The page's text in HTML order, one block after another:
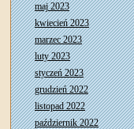
maj 2023
kwiecień 2023
marzec 2023
luty 2023
styczeń 2023
grudzień 2022
listopad 2022
październik 2022